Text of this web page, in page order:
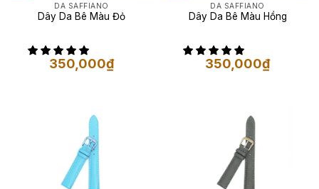
DA SAFFIANO
Dây Da Bê Màu Đỏ
350,000₫
DA SAFFIANO
Dây Da Bê Màu Hồng
350,000₫